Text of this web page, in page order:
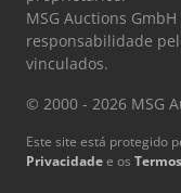
MSG Auctions
responsabilidade
vinculados.
© 2000 - 2026 MSG
Este site está protegido
Privacidadee os